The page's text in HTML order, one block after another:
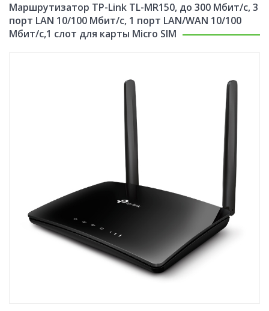
Маршрутизатор TP-Link TL-MR150, до 300 Мбит/с, 3
порт LAN 10/100 Мбит/с, 1 порт LAN/WAN 10/100
Мбит/с,1 слот для карты Micro SIM